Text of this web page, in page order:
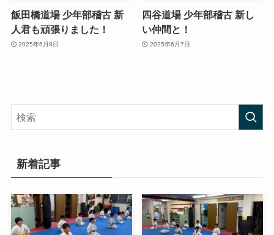
飯田橋道場 少年部稽古 新
人君も頑張りました！
2025年6月8日
四谷道場 少年部稽古 新し
い仲間と！
2025年6月7日
新着記事